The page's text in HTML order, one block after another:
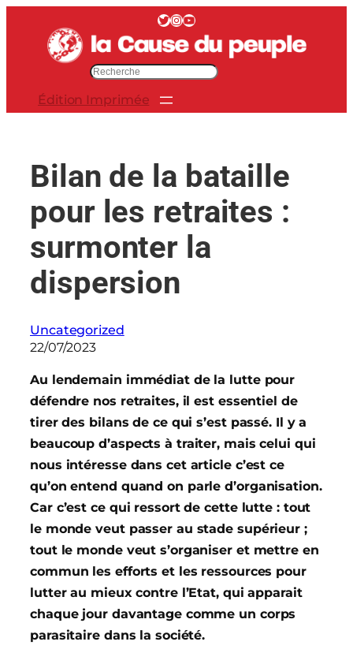
contenu
Twitter InstagramYouTube
e
r
Édition Imprimée
Bilan de la bataille
pour les retraites :
surmonter la
dispersion
Uncategorized
22/07/2023
Au lendemain immédiat de la lutte pour
défendre nos retraites, il est essentiel de
tirer des bilans de ce qui s’est passé. Il y a
beaucoup d’aspects à traiter, mais celui qui
nous intéresse dans cet article c’est ce
qu’on entend quand on parle d’organisation.
Car c’est ce qui ressort de cette lutte : tout
le monde veut passer au stade supérieur ;
tout le monde veut s’organiser et mettre en
commun les efforts et les ressources pour
lutter au mieux contre l’Etat, qui apparait
chaque jour davantage comme un corps
parasitaire dans la société.